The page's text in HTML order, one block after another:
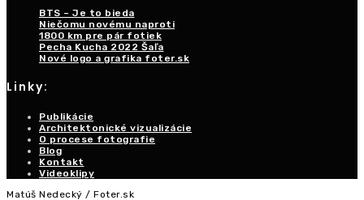
BTS – Je to bieda
Niečomu novému naproti
1800 km pre pár fotiek
Pecha Kucha 2022 Šaľa
Nové logo a grafika foter.sk
Linky:
Publikácie
Architektonické vizualizácie
O procese fotografie
Blog
Kontakt
Videoklipy
Matúš Nedecký / Foter.sk